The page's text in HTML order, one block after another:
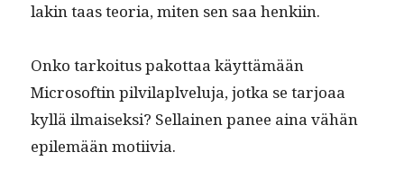
lakin taas teo­ria, miten sen saa henkiin.
Onko tarkoi­tus pakot­taa käyt­tämään
Microsoft­in pil­vi­laplvelu­ja, jot­ka se tar­joaa
kyl­lä ilmaisek­si? Sel­l­ainen panee aina vähän
epilemään motiivia.